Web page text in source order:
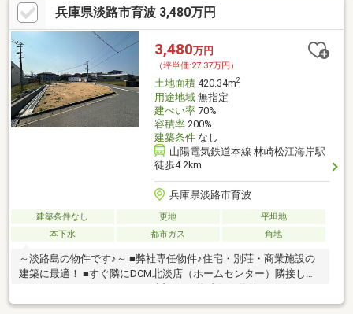
兵庫県淡路市育波 3,480万円
3,480万円
（坪単価:27.37万円）
土地面積420.34m2
用途地域無指定
建ぺい率70%
容積率200%
建築条件なし
山陽電気鉄道本線 林崎松江海岸駅
徒歩4.2km
兵庫県淡路市育波
建築条件なし 更地
平坦地
本下水
都市ガス 角地
～淡路島の物件です♪～ ■弊社専任物件♪住宅・別荘・商業施設の
建築に最適！ ■すぐ隣にDCM北淡店（ホームセンター）隣接して
おります♪ ■サンセットロード近く、西海岸側の物件です♪